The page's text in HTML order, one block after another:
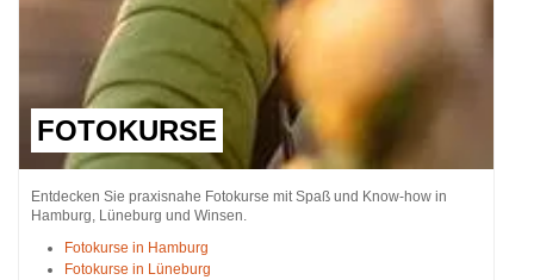
FOTOKURSE
Entdecken Sie praxisnahe Fotokurse mit Spaß und Know-how in
Hamburg, Lüneburg und Winsen.
Fotokurse in Hamburg
Fotokurse in Lüneburg